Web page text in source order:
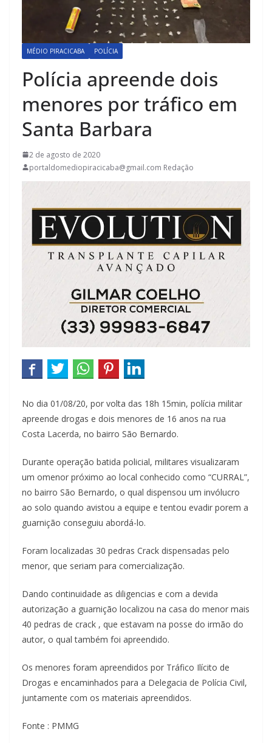
MÉDIO PIRACICABA POLÍCIA
Polícia apreende dois
menores por tráfico em
Santa Barbara
2 de agosto de 2020
portaldomediopiracicaba@gmail.com Redação
No dia 01/08/20, por volta das 18h 15min, polícia militar
apreende drogas e dois menores de 16 anos na rua
Costa Lacerda, no bairro São Bernardo.
Durante operação batida policial, militares visualizaram
um omenor próximo ao local conhecido como “CURRAL”,
no bairro São Bernardo, o qual dispensou um invólucro
ao solo quando avistou a equipe e tentou evadir porem a
guarnição conseguiu abordá-lo.
Foram localizadas 30 pedras Crack dispensadas pelo
menor, que seriam para comercialização.
Dando continuidade as diligencias e com a devida
autorização a guarnição localizou na casa do menor mais
40 pedras de crack , que estavam na posse do irmão do
autor, o qual também foi apreendido.
Os menores foram apreendidos por Tráfico Ilícito de
Drogas e encaminhados para a Delegacia de Polícia Civil,
juntamente com os materiais apreendidos.
Fonte : PMMG